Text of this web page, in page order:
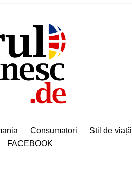
Consumatori Stil de viață
FACEBOOK